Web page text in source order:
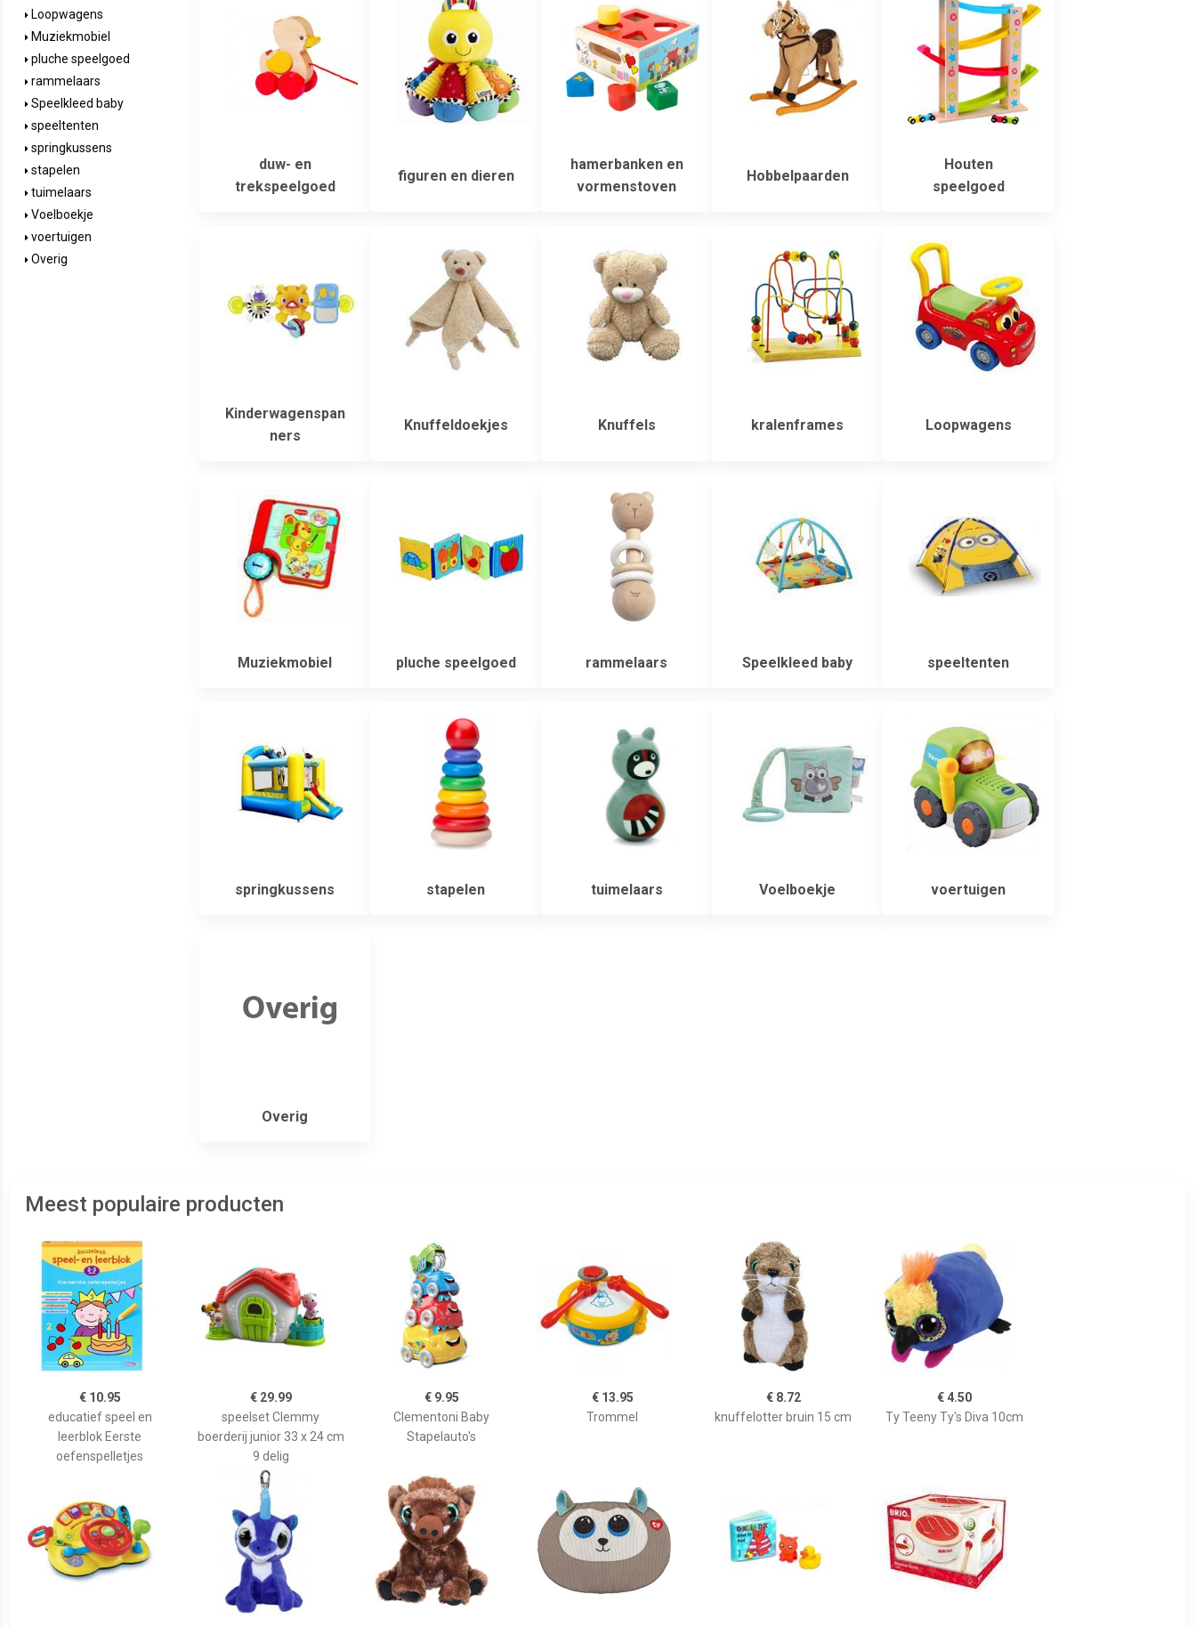
Loopwagens
Muziekmobiel
pluche speelgoed
rammelaars
Speelkleed baby
speeltenten
springkussens
stapelen
tuimelaars
Voelboekje
voertuigen
Overig
duw- en
trekspeelgoed
figuren en dieren
hamerbanken en
vormenstoven
Hobbelpaarden
Houten
speelgoed
Kinderwagenspan
ners
Knuffeldoekjes Knuffels kralenframes Loopwagens
Muziekmobiel pluche speelgoed rammelaars Speelkleed baby speeltenten
springkussens stapelen tuimelaars Voelboekje voertuigen
Overig
Meest populaire producten
€ 10.95
educatief speel en
leerblok Eerste
oefenspelletjes
€ 29.99
speelset Clemmy
boerderij junior 33 x 24 cm
9 delig
€ 9.95
Clementoni Baby
Stapelauto's
€ 13.95
Trommel
€ 8.72
knuffelotter bruin 15 cm
€ 4.50
Ty Teeny Ty's Diva 10cm